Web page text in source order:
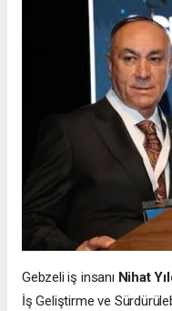
Gebzeli iş insanı Nihat
İş Geliştirme ve